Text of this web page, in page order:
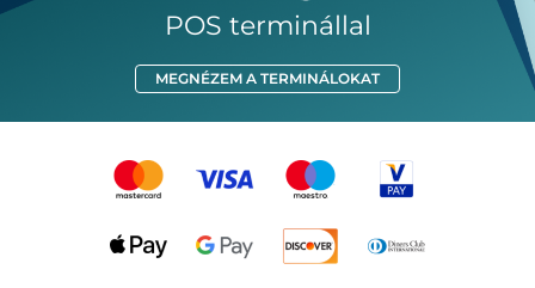
POS terminállal
MEGNÉZEM A TERMINÁLOKAT